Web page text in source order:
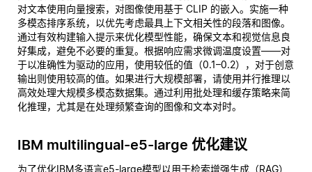
对文本使用向量搜索，对图像使用基于 CLIP 的嵌入。实施一种
多模态排序系统，以优先考虑最具上下文相关性的段落和图像。
通过有效构建输入提示来优化模型性能，确保文本和视觉信息良
好集成，避免不必要的重复。根据响应需求微调温度设置——对
于以准确性为驱动的应用，使用较低的值（0.1–0.2），对于创意
输出则使用较高的值。如果进行大规模部署，请使用并行推理以
高效处理大规模多模态数据集。通过利用批处理和缓存策略来简
化推理，尤其是在处理频繁查询的图像和文本对时。
IBM multilingual-e5-large 优化建议
为了优化IBM多语言e5-large模型以用于检索增强生成（RAG）